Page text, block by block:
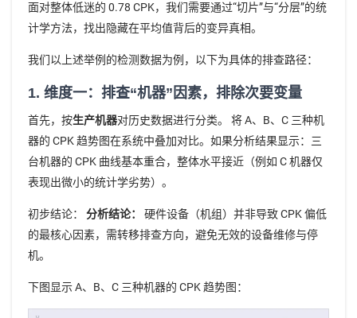
面对整体低迷的 0.78 CPK，我们需要通过“切片”与“分层”的统
计学方法，找出隐藏在平均值背后的变异真相。
我们以上述举例的检测数据为例，以下为具体的排查路径：
1. 维度一：排查“机器”因素，排除次要变量
首先，按生产机器对历史数据进行分类。 将 A、B、C 三种机
器的 CPK 趋势图在系统中叠加对比。如果分析结果显示：三
台机器的 CPK 曲线基本重合，整体水平接近（例如 C 机器仅
表现出微小的统计学劣势）。
初步结论： 分析结论：
硬件设备（机组）并非导致 CPK 偏低
的最核心因素，需转移排查方向，避免无效的设备维修与停
机。
下图显示 A、B、C 三种机器的 CPK 趋势图：